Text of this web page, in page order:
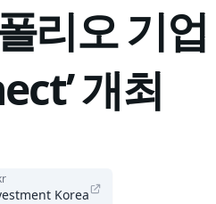
리오 기업
개최
Korea